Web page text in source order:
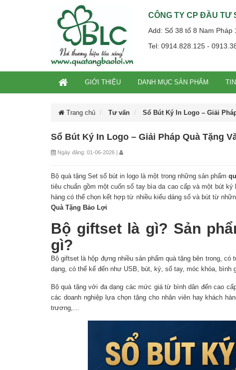
CÔNG TY CP ĐẦU TƯ
Add: Số 38 tổ 8 Nam Pháp
Tel: 0914.828.125 -
GIỚI THIỆU DANH MỤC SẢN PHẨM
Trang chủ Tư vấn Sổ Bút Ký In Logo – Giải
Sổ Bút Ký In Logo – Giải Pháp Quà Tặng
Ngày đăng: 01-06-2026 |
Bộ quà tặng Set sổ bút in logo là một trong những sản phẩm
tiêu chuẩn gồm một cuốn sổ tay bìa da cao cấp và một bút
hàng có thể chọn kết hợp từ nhiều kiểu dáng sổ và bút từ
Quà Tặng Bảo Lợi
Bộ giftset là gì? Sản
gì?
Bộ giftset là hộp đựng nhiều sản phẩm quà tặng bên trong,
dạng, có thể kể đến như USB, bút, ký, sổ tay, móc khóa, bình
Bộ quà tặng với đa dạng các mức giá từ bình dân đến cao
các doanh nghiệp lựa chọn tặng cho nhân viên hay khách
trương,…